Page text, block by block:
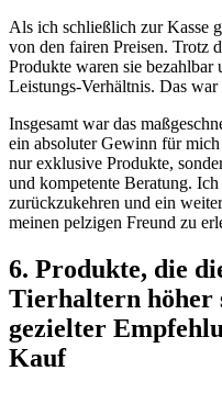
Als ich schließlich zur Kasse
von den fairen Preisen.‌ Trotz
Produkte waren sie bezahlbar
Leistungs-Verhältnis. Das
Insgesamt war das
ein absoluter Gewinn für​
nur exklusive Produkte,
und ⁢kompetente Beratung.
zurückzukehren⁢ und​ ein
meinen pelzigen Freund ​zu
6. Produkte, die
Tierhaltern höher
gezielter
Kauf